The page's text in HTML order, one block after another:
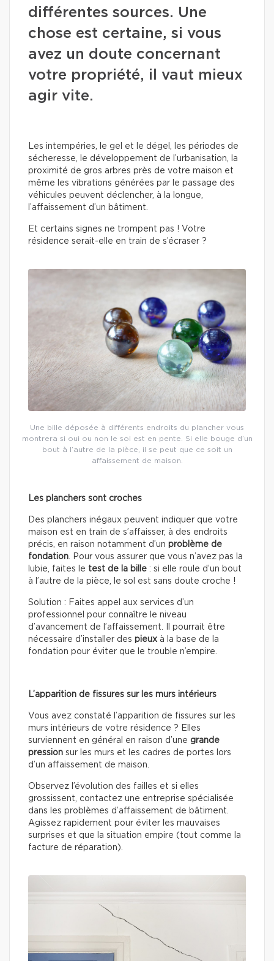
différentes sources. Une
chose est certaine, si vous
avez un doute concernant
votre propriété, il vaut mieux
agir vite.
Les intempéries, le gel et le dégel, les périodes de
sécheresse, le développement de l’urbanisation, la
proximité de gros arbres près de votre maison et
même les vibrations générées par le passage des
véhicules peuvent déclencher, à la longue,
l’affaissement d’un bâtiment.
Et certains signes ne trompent pas ! Votre
résidence serait-elle en train de s’écraser ?
Une bille déposée à différents endroits du plancher vous
montrera si oui ou non le sol est en pente. Si elle bouge d’un
bout à l’autre de la pièce, il se peut que ce soit un
affaissement de maison.
Les planchers sont croches
Des planchers inégaux peuvent indiquer que votre
maison est en train de s’affaisser, à des endroits
précis, en raison notamment d’un problème de
fondation. Pour vous assurer que vous n’avez pas la
lubie, faites le test de la bille : si elle roule d’un bout
à l’autre de la pièce, le sol est sans doute croche !
Solution : Faites appel aux services d’un
professionnel pour connaître le niveau
d’avancement de l’affaissement. Il pourrait être
nécessaire d’installer des pieux à la base de la
fondation pour éviter que le trouble n’empire.
L’apparition de fissures sur les murs intérieurs
Vous avez constaté l’apparition de fissures sur les
murs intérieurs de votre résidence ? Elles
surviennent en général en raison d’une grande
pression sur les murs et les cadres de portes lors
d’un affaissement de maison.
Observez l’évolution des failles et si elles
grossissent, contactez une entreprise spécialisée
dans les problèmes d’affaissement de bâtiment.
Agissez rapidement pour éviter les mauvaises
surprises et que la situation empire (tout comme la
facture de réparation).